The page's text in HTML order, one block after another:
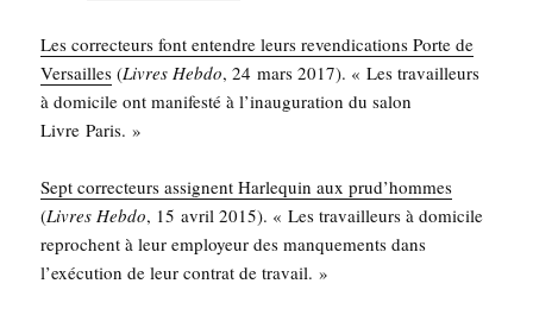
Les cor­rec­teurs font entendre leurs reven­di­ca­tions Porte de
Ver­sailles (Livres Heb­do, 24 mars 2017). « Les tra­vailleurs
à domi­cile ont mani­fes­té à l’i­nau­gu­ra­tion du salon
Livre Paris. »
Sept cor­rec­teurs assignent Har­le­quin aux prud’­hommes
(Livres Heb­do, 15 avril 2015). « Les tra­vailleurs à domi­cile
reprochent à leur employeur des man­que­ments dans
l’exé­cu­tion de leur contrat de travail. »